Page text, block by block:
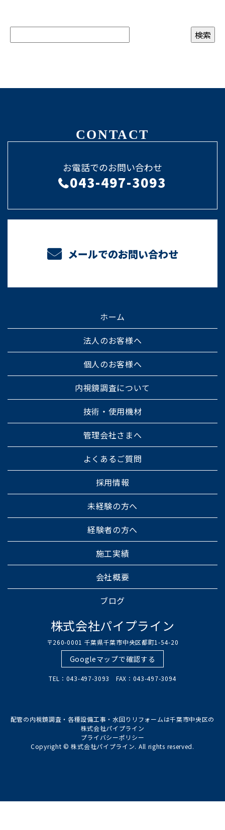
CONTACT
お電話でのお問い合わせ
043-497-3093
メールでのお問い合わせ
ホーム
法人のお客様へ
個人のお客様へ
内視鏡調査について
技術・使用機材
管理会社さまへ
よくあるご質問
採用情報
未経験の方へ
経験者の方へ
施工実績
会社概要
ブログ
株式会社パイプライン
〒260-0001 千葉県千葉市中央区都町1-54-20
Googleマップで確認する
TEL：043-497-3093 FAX：043-497-3094
配管の内視鏡調査・各種設備工事・水回りリフォームは千葉市中央区の
株式会社パイプライン
プライバシーポリシー
Copyright © 株式会社パイプライン. All rights reserved.